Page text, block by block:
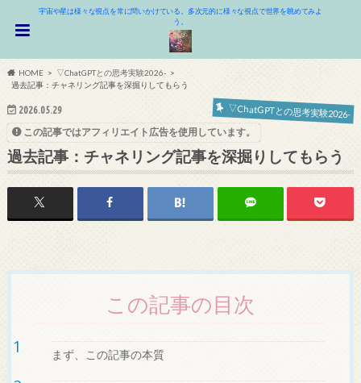
宇宙や星は様々な視点を常に問いかけている。多次元的に様々な視点で世界を眺めてみよ
う。
HOME
▽ChatGPTとの思考実験2026-
過去記事：チャネリング記事を深掘りしてもらう
2026.05.29 ▽ChatGPTとの思考実験2026-
この記事ではアフィリエイト広告を使用しています。
過去記事：チャネリング記事を深掘りしてもらう
この記事の目次
まず、この記事の本質